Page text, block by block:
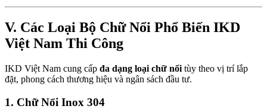
V. Các Loại Bộ Chữ Nổi Phổ Biến IKD
Việt Nam Thi Công
IKD Việt Nam cung cấp đa dạng loại chữ nổi tùy theo vị trí lắp
đặt, phong cách thương hiệu và ngân sách đầu tư.
1. Chữ Nổi Inox 304